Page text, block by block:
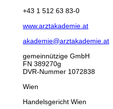
+43 1 512 63 83-0
www.arztakademie.at
akademie@arztakademie.at
gemeinnützige GmbH
FN 389270g
DVR-Nummer 1072838
Wien
Handelsgericht Wien